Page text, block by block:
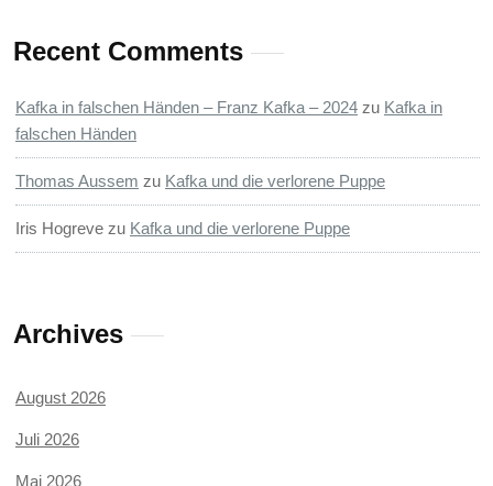
Recent Comments
Kafka in falschen Händen – Franz Kafka – 2024 zu Kafka in
falschen Händen
Thomas Aussem zu Kafka und die verlorene Puppe
Iris Hogreve zu Kafka und die verlorene Puppe
Archives
August 2026
Juli 2026
Mai 2026